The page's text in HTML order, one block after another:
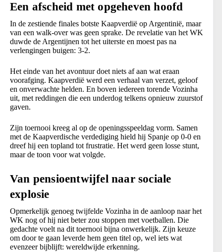
Een afscheid met opgeheven hoofd
In de zestiende finales botste Kaapverdië op Argentinië, maar
van een walk-over was geen sprake. De revelatie van het WK
duwde de Argentijnen tot het uiterste en moest pas na
verlengingen buigen: 3-2.
Het einde van het avontuur doet niets af aan wat eraan
voorafging. Kaapverdië werd een verhaal van verzet, geloof
en onverwachte helden. En boven iedereen torende Vozinha
uit, met reddingen die een underdog telkens opnieuw zuurstof
gaven.
Zijn toernooi kreeg al op de openingsspeeldag vorm. Samen
met de Kaapverdische verdediging hield hij Spanje op 0-0 en
dreef hij een topland tot frustratie. Het werd geen losse stunt,
maar de toon voor wat volgde.
Van pensioentwijfel naar sociale
explosie
Opmerkelijk genoeg twijfelde Vozinha in de aanloop naar het
WK nog of hij niet beter zou stoppen met voetballen. Die
gedachte voelt na dit toernooi bijna onwerkelijk. Zijn keuze
om door te gaan leverde hem geen titel op, wel iets wat
evenzeer bijblijft: wereldwijde erkenning.